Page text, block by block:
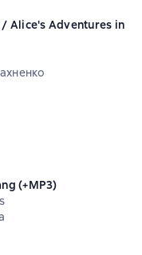
/ Alice's Adventures in
3,3 на основе 3 оценок
(+MP3)
3,7 на основе 3 оценок